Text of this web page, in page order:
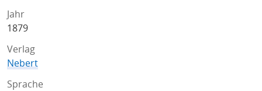
Jahr
1879
Verlag
Nebert
Sprache